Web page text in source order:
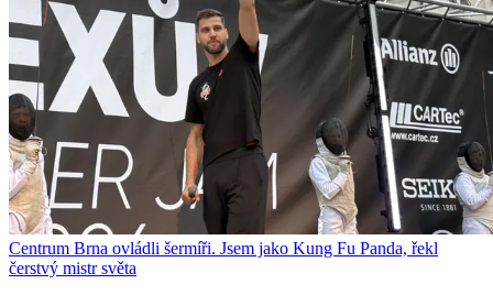
Centrum Brna ovládli šermíři. Jsem jako Kung Fu Panda, řekl
čerstvý mistr světa